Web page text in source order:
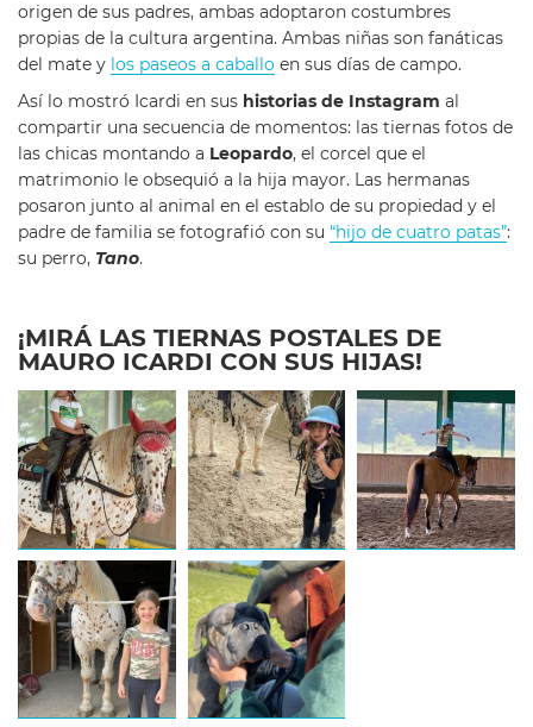
origen de sus padres, ambas adoptaron costumbres
propias de la cultura argentina. Ambas niñas son fanáticas
del mate y los paseos a caballo en sus días de campo.
Así lo mostró Icardi en sus historias de Instagram al
compartir una secuencia de momentos: las tiernas fotos de
las chicas montando a Leopardo, el corcel que el
matrimonio le obsequió a la hija mayor. Las hermanas
posaron junto al animal en el establo de su propiedad y el
padre de familia se fotografió con su “hijo de cuatro patas”:
su perro, Tano.
¡MIRÁ LAS TIERNAS POSTALES DE
MAURO ICARDI CON SUS HIJAS!